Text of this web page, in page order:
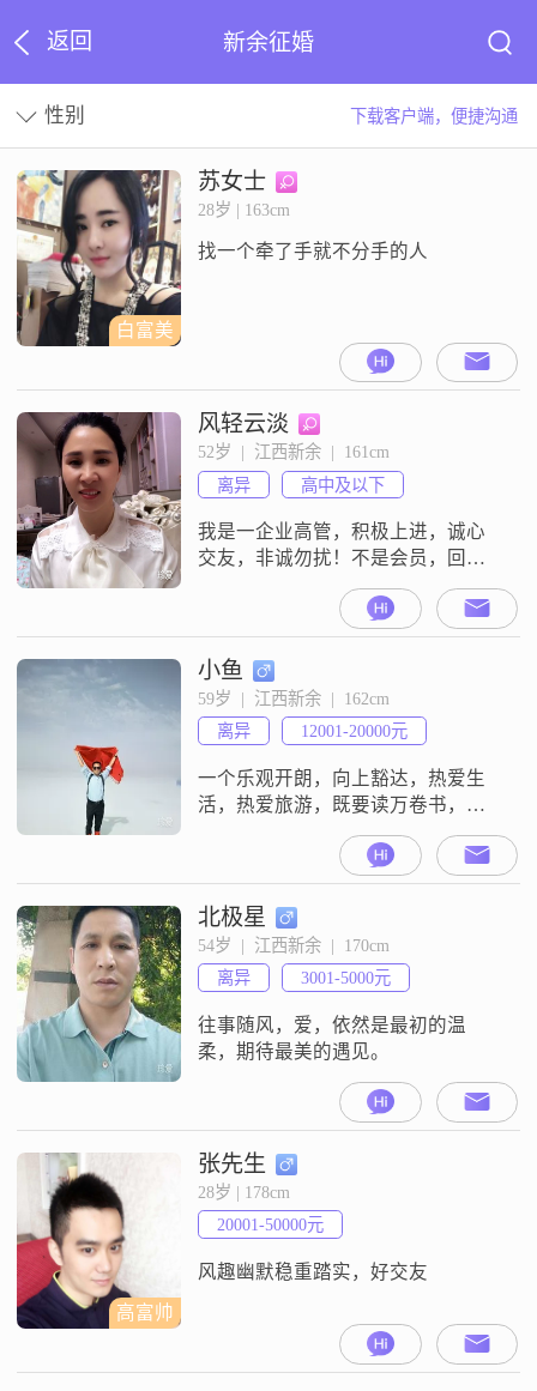
返回 新余征婚
性别 下载客户端，便捷沟通
白富美
苏女士
28岁 | 163cm
找一个牵了手就不分手的人
风轻云淡
52岁  |  江西新余  |  161cm
离异
高中及以下
我是一企业高管，积极上进，诚心
交友，非诚勿扰！不是会员，回不
小鱼
59岁  |  江西新余  |  162cm
离异
12001-20000元
一个乐观开朗，向上豁达，热爱生
活，热爱旅游，既要读万卷书，也
要行万里路，喜欢用脚步去丈量世
北极星
54岁  |  江西新余  |  170cm
离异
3001-5000元
往事随风，爱，依然是最初的温
柔，期待最美的遇见。
高富帅
张先生
28岁 | 178cm
20001-50000元
风趣幽默稳重踏实，好交友